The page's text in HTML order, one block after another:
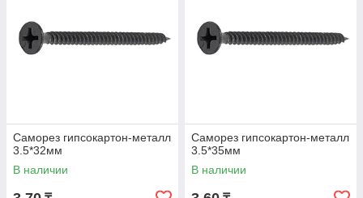
Саморез гипсокартон-металл
3.5*32мм
В наличии
Саморез гипсокартон-металл
3.5*35мм
В наличии